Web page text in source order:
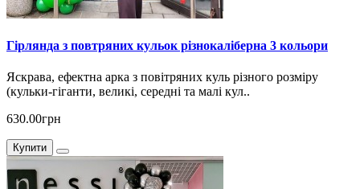
Гірлянда з повтряних кульок різнокаліберна 3 кольори
Яскрава, ефектна арка з повітряних куль різного розміру
(кульки-гіганти, великі, середні та малі кул..
630.00грн
Купити